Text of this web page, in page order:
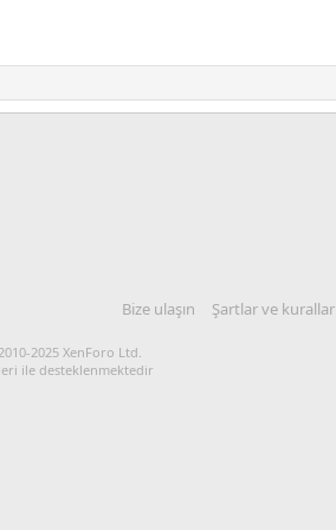
Bize ulaşın Şartlar ve kurallar
2025 XenForo Ltd.
ile desteklenmektedir